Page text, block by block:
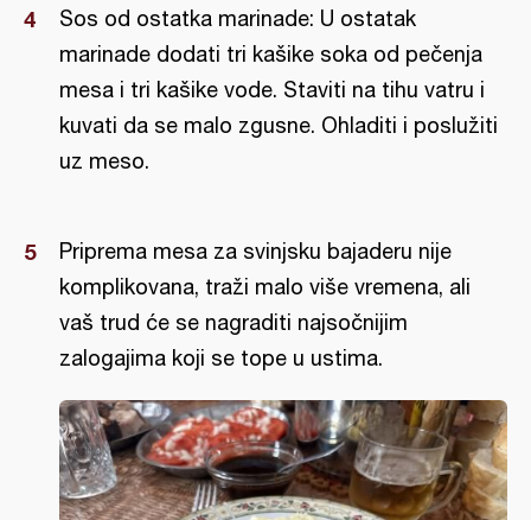
Sos od ostatka marinade: U ostatak
marinade dodati tri kašike soka od pečenja
mesa i tri kašike vode. Staviti na tihu vatru i
kuvati da se malo zgusne. Ohladiti i poslužiti
uz meso.
Priprema mesa za svinjsku bajaderu nije
komplikovana, traži malo više vremena, ali
vaš trud će se nagraditi najsočnijim
zalogajima koji se tope u ustima.